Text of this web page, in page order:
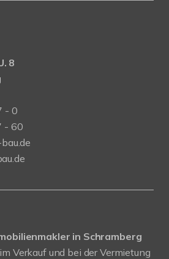
8
- 0
- 60
in Schramberg
Verkauf und bei der Vermietung